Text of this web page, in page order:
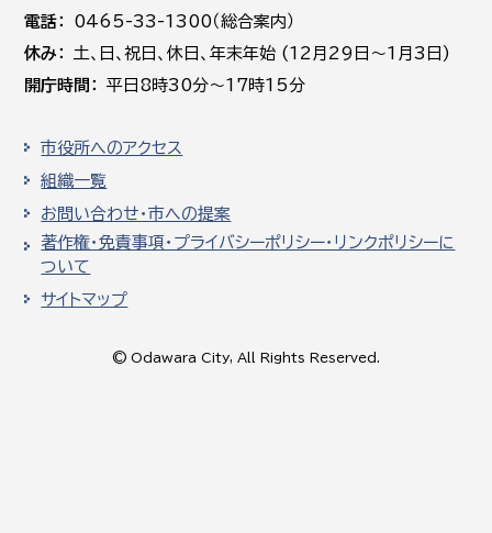
電話
0465-33-1300（総合案内）
休み
土､日､祝日、休日、年末年始 (12月29日～1月3日)
開庁時間
平日8時30分～17時15分
市役所へのアクセス
組織一覧
お問い合わせ・市への提案
著作権・免責事項・プライバシーポリシー・リンクポリシーに
ついて
サイトマップ
© Odawara City, All Rights Reserved.